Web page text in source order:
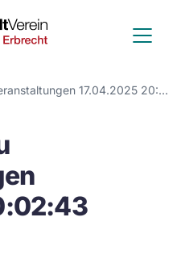
Deutscher
Anwalt
Verein
Anmeldung zu Veranstaltungen 17.04.2025 20:02:43